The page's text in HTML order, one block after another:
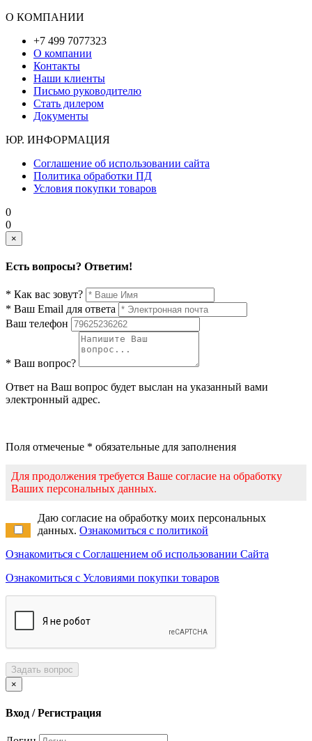
О КОМПАНИИ
+7 499 7077323
О компании
Контакты
Наши клиенты
Письмо руководителю
Стать дилером
Документы
ЮР. ИНФОРМАЦИЯ
Соглашение об использовании сайта
Политика обработки ПД
Условия покупки товаров
0
0
×
Есть вопросы? Ответим!
* Как вас зовут?
* Ваш Email для ответа
Ваш телефон
* Ваш вопрос?
Ответ на Ваш вопрос будет выслан на указанный вами
электронный адрес.
Поля отмеченые * обязательные для заполнения
Для продолжения требуется Ваше согласие на обработку
Ваших персональных данных.
Даю согласие на обработку моих персональных
данных. Ознакомиться с политикой
Ознакомиться с Соглашением об использовании Сайта
Ознакомиться с Условиями покупки товаров
Задать вопрос
×
Вход / Регистрация